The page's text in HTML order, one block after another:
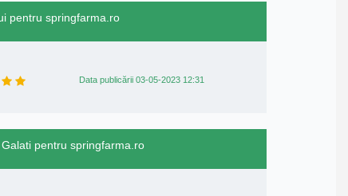
pentru springfarma.ro
Data publicării 03-05-2023 12:31
pentru springfarma.ro